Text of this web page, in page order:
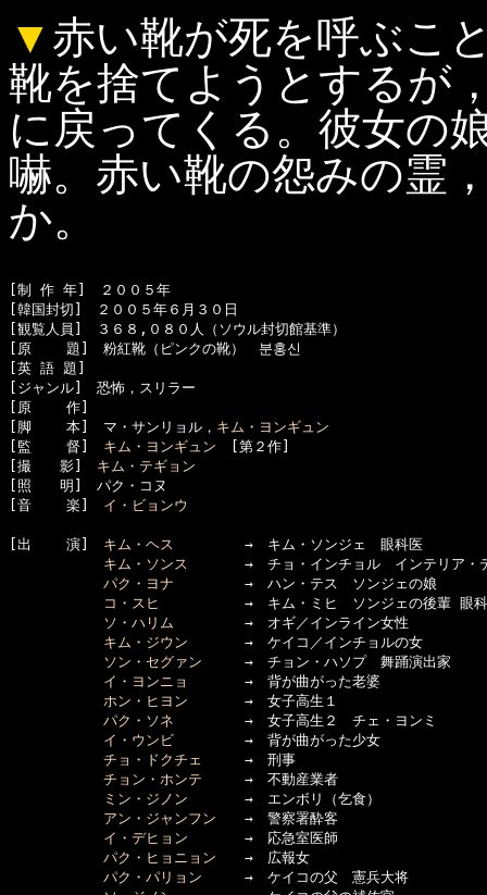
▼ 赤い靴が死を呼ぶこ
靴を捨てようとするが
に戻ってくる。彼女の
嚇。赤い靴の怨みの霊
か。
[制 作 年]　２００５年
[韓国封切]　２００５年６月３０日
[観覧人員]　３６８,０８０人（ソウル封切館基準）
[原    題]　粉紅靴（ピンクの靴）　분홍신
[英 語 題]
[ジャンル]　恐怖，スリラー
[原    作]
[脚    本]　マ・サンリョル， キム・ヨンギュン
[監    督] キム・ヨンギュン [第２作]
[撮　　影] キム・テギョン
[照　　明]　パク・コヌ
[音    楽] イ・ビョンウ
[出    演] キム・ヘス →　キム・ソンジェ　眼科医
キム・ソンス →　チョ・インチョル　インテリア・
パク・ヨナ →　ハン・テス　ソンジェの娘
コ・スヒ
→　キム・ミヒ　ソンジェの後輩 眼科
ソ・ハリム →　オギ／インライン女性
キム・ジウン →　ケイコ／インチョルの女
ソン・セグァン →　チョン・ハソプ　舞踊演出家
イ・ヨンニョ
→　背が曲がった老婆
ホン・ヒヨン →　女子高生１
パク・ソネ →　女子高生２　チェ・ヨンミ
イ・ウンビ →　背が曲がった少女
チョ・ドクチェ →　刑事
チョン・ホンテ →　不動産業者
ミン・ジノン →　エンボリ（乞食）
アン・ジャンフン →　警察署酔客
イ・デヒョン →　応急室医師
パク・ヒョニョン →　広報女
パク・パリョン →　ケイコの父　憲兵大将